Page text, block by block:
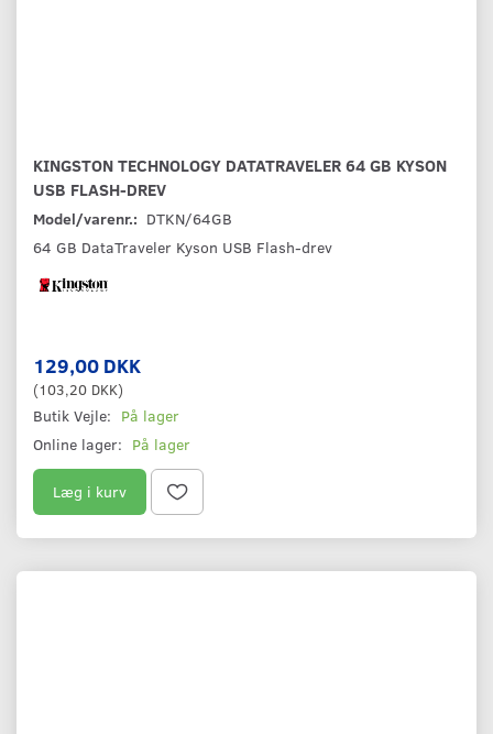
KINGSTON TECHNOLOGY DATATRAVELER 64 GB KYSON
USB FLASH-DREV
Model/varenr.: DTKN/64GB
64 GB DataTraveler Kyson USB Flash-drev
129,00 DKK
(103,20 DKK)
Butik Vejle: På lager
Online lager: På lager
Læg i kurv